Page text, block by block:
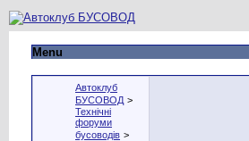
Menu
Автоклуб
БУСОВОД >
Технічні
форуми
бусоводів >